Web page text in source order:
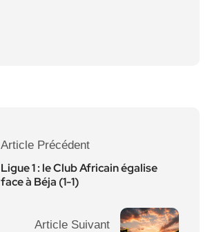
Article Précédent
Ligue 1 : le Club Africain égalise
face à Béja (1-1)
Article Suivant